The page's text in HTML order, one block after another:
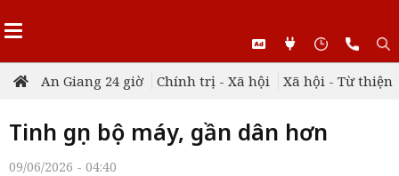
An Giang 24 giờ Chính trị - Xã hội Xã hội - Từ thiện
Tinh gọn bộ máy, gần dân hơn
09/06/2026 - 04:40